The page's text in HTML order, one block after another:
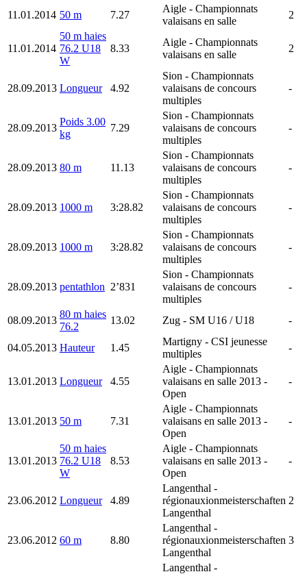
11.01.2014 50 m 7.27
Aigle - Championnats
valaisans en salle
2
11.01.2014
50 m haies
76.2 U18
W
8.33
Aigle - Championnats
valaisans en salle
2
28.09.2013 Longueur 4.92
Sion - Championnats
valaisans de concours
multiples
-
28.09.2013
Poids 3.00
kg
7.29
Sion - Championnats
valaisans de concours
multiples
-
28.09.2013 80 m 11.13
Sion - Championnats
valaisans de concours
multiples
-
28.09.2013 1000 m 3:28.82
Sion - Championnats
valaisans de concours
multiples
-
28.09.2013 1000 m 3:28.82
Sion - Championnats
valaisans de concours
multiples
-
28.09.2013 pentathlon 2’831
Sion - Championnats
valaisans de concours
multiples
-
08.09.2013
80 m haies
76.2
13.02 Zug - SM U16 / U18 -
04.05.2013 Hauteur 1.45
Martigny - CSI jeunesse
multiples
-
13.01.2013 Longueur 4.55
Aigle - Championnats
valaisans en salle 2013 -
Open
-
13.01.2013 50 m 7.31
Aigle - Championnats
valaisans en salle 2013 -
Open
-
13.01.2013
50 m haies
76.2 U18
W
8.53
Aigle - Championnats
valaisans en salle 2013 -
Open
-
23.06.2012 Longueur 4.89
Langenthal -
régionauxionmeisterschaften
Langenthal
2
23.06.2012 60 m 8.80
Langenthal -
régionauxionmeisterschaften
Langenthal
3
Langenthal -